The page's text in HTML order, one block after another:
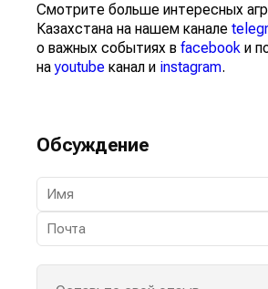
Смотрите больше интересных
Казахстана на нашем канале
о важных событиях в facebook и
наyoutube канал и instagram.
Обсуждение